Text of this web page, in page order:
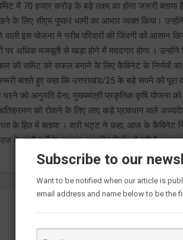
में 70 हजार करोड़ के बड़े लक्ष्य का होना जरूरी बताया
लिए सीएम पुष्कर धामी का आभार व्यक्त किया।
इस योजना ने गरीब परिवारों की जिंदगी को आसान
अधिक मजबूती से खड़ा होने में मददगार होगा । उन्होंने
की समिट को सफल बनाने के लिए कैबिनेट के निर्णयों का
बताते हुए कहा कि उत्तराखंड/25 के बड़े सपने को पूरा
भरने को अनुमति देना, मुख्यमंत्री प्रकृतिक कृषि योजना
को रोकने के लिए लाए कड़े प्रावधान वाले
के हित में बताया । श्री भट्ट ने कहा, आज के कैबिनेट
के सभी वर्गों के कल्याण आधारित निर्णय ले रही है ।
Subscribe to our
Want to be notified when our article is
email address and name below to be the